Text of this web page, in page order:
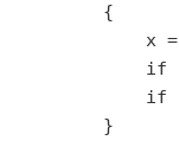
        {
x
if
if
        }